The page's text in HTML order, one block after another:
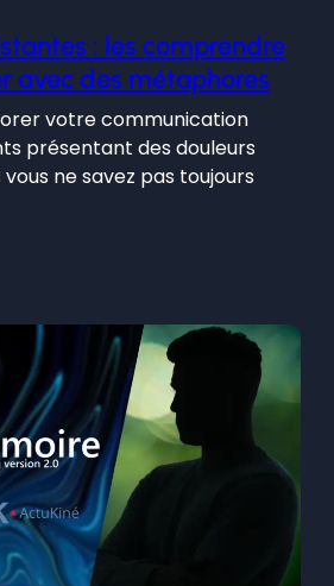
: les comprendre
avec des métaphores
votre communication
présentant des douleurs
ne savez pas toujours